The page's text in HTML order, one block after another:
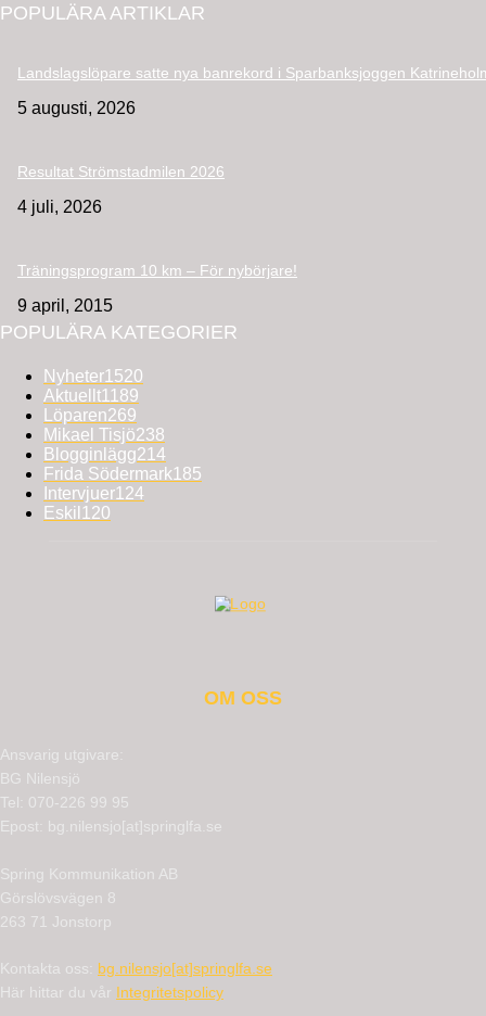
POPULÄRA ARTIKLAR
Landslagslöpare satte nya banrekord i Sparbanksjoggen
5 augusti, 2026
Resultat Strömstadmilen 2026
4 juli, 2026
Träningsprogram 10 km – För nybörjare!
9 april, 2015
POPULÄRA KATEGORIER
Nyheter1520
Aktuellt1189
Löparen269
Mikael Tisjö238
Blogginlägg214
Frida Södermark185
Intervjuer124
Eskil 120
OM OSS
Ansvarig utgivare:
BG Nilensjö
Tel: 070-226 99 95
Epost: bg.nilensjo[at]springlfa.se
Spring Kommunikation AB
Görslövsvägen 8
263 71 Jonstorp
Kontakta oss: bg.nilensjo[at]springlfa.se
Här hittar du vår Integritetspolicy